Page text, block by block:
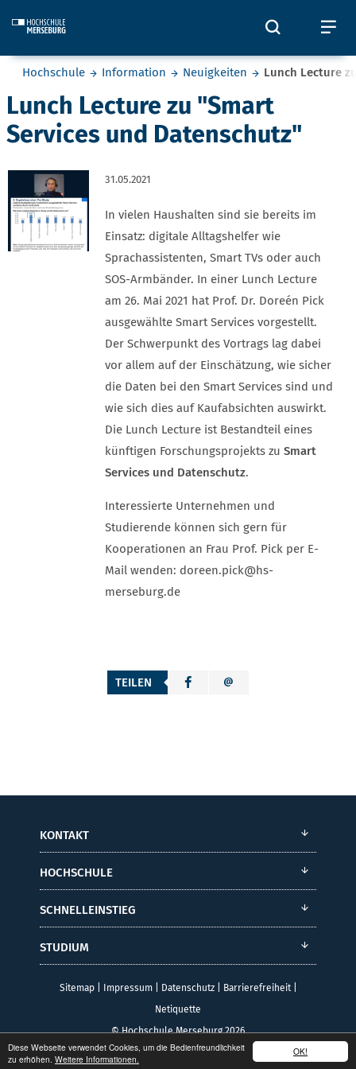
OK!
Diese Webseite verwendet Cookies, um die Bedienfreundlichkeit
zu erhöhen. Weitere Informationen.
Öffnet
Sie befinden sich hier:
Hochschule Information Neuigkeiten Lunch Lecture
Lunch Lecture zu "Smart
Services und Datenschutz"
31.05.2021
In vielen Haushalten sind sie bereits im
Einsatz: digitale Alltagshelfer wie
Sprachassistenten, Smart TVs oder auch
SOS-Armbänder. In einer Lunch Lecture
am 26. Mai 2021 hat Prof. Dr. Doreén Pick
ausgewählte Smart Services vorgestellt.
Der Schwerpunkt des Vortrags lag dabei
vor allem auf der Einschätzung, wie sicher
die Daten bei den Smart Services sind und
wie sich dies auf Kaufabsichten auswirkt.
Die Lunch Lecture ist Bestandteil eines
künftigen Forschungsprojekts zu Smart
Services und Datenschutz.
Interessierte Unternehmen und
Studierende können sich gern für
Kooperationen an Frau Prof. Pick per E-
Mail wenden: doreen.pick@hs-
merseburg.de
TEILEN
KONTAKT
HOCHSCHULE
SCHNELLEINSTIEG
STUDIUM
Sitemap| Impressum| Datenschutz| Barrierefreiheit|
Netiquette
© Hochschule Merseburg 2026